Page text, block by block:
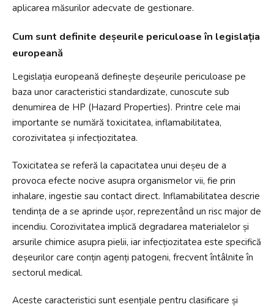
aplicarea măsurilor adecvate de gestionare.
Cum sunt definite deșeurile periculoase în legislația
europeană
Legislația europeană definește deșeurile periculoase pe
baza unor caracteristici standardizate, cunoscute sub
denumirea de HP (Hazard Properties). Printre cele mai
importante se numără toxicitatea, inflamabilitatea,
corozivitatea și infecțiozitatea.
Toxicitatea se referă la capacitatea unui deșeu de a
provoca efecte nocive asupra organismelor vii, fie prin
inhalare, ingestie sau contact direct. Inflamabilitatea descrie
tendința de a se aprinde ușor, reprezentând un risc major de
incendiu. Corozivitatea implică degradarea materialelor și
arsurile chimice asupra pielii, iar infecțiozitatea este specifică
deșeurilor care conțin agenți patogeni, frecvent întâlnite în
sectorul medical.
Aceste caracteristici sunt esențiale pentru clasificare și